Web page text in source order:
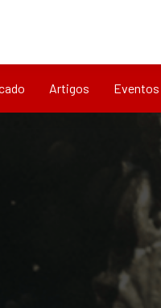
Artigos Eventos